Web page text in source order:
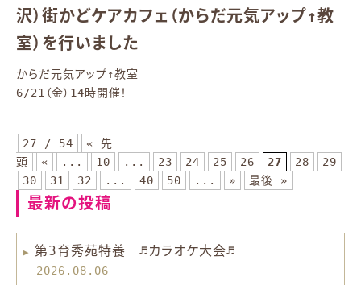
沢）街かどケアカフェ（からだ元気アップ↑教
室）を行いました
からだ元気アップ↑教室
6/21（金）14時開催！
27 / 54
« 先
頭
« ... 10 ... 23 24 25 26 27 28
29
30
31 32 ... 40 50 ... » 最後 »
最新の投稿
第3育秀苑特養 ♬カラオケ大会♬
2026.08.06